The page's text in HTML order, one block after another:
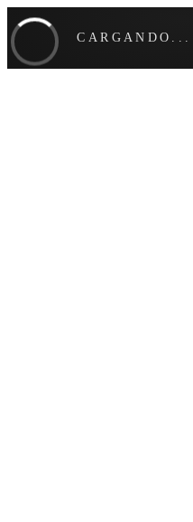
CARGANDO...